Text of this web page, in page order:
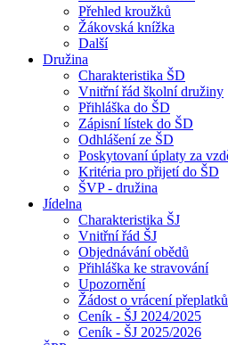
Přehled kroužků
Žákovská knížka
Další
Družina
Charakteristika ŠD
Vnitřní řád školní družiny
Přihláška do ŠD
Zápisní lístek do ŠD
Odhlášení ze ŠD
Poskytovaní úplaty za
Kritéria pro přijetí do ŠD
ŠVP - družina
Jídelna
Charakteristika ŠJ
Vnitřní řád ŠJ
Objednávání obědů
Přihláška ke stravování
Upozornění
Žádost o vrácení přeplatků
Ceník - ŠJ 2024/2025
Ceník - ŠJ 2025/2026